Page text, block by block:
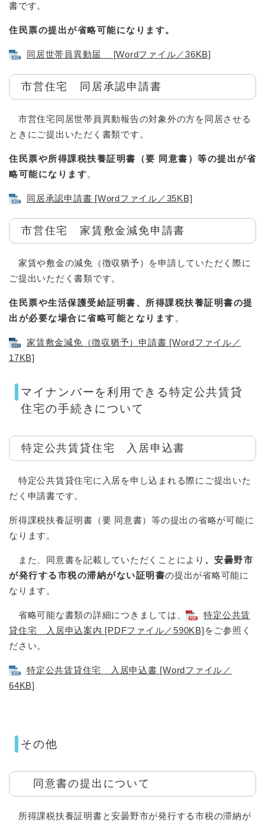
書です。
住民票の提出が省略可能になります。
同居世帯員異動届 [Wordファイル／36KB]
市営住宅 同居承認申請書
市営住宅同居世帯員異動報告の対象外の方を同居させる
ときにご提出いただく書類です。
住民票や所得課税扶養証明書（要 同意書）等の提出が省
略可能になります。
同居承認申請書 [Wordファイル／35KB]
市営住宅 家賃敷金減免申請書
家賃や敷金の減免（徴収猶予）を申請していただく際に
ご提出いただく書類です。
住民票や生活保護受給証明書、所得課税扶養証明書の提
出が必要な場合に省略可能となります 。
家賃敷金減免（徴収猶予）申請書 [Wordファイル／
17KB]
マイナンバーを利用できる特定公共賃貸
住宅の手続きについて
特定公共賃貸住宅 入居申込書
特定公共賃貸住宅に入居を申し込まれる際にご提出いた
だく申請書です。
所得課税扶養証明書（要 同意書）等の提出の省略が可能に
なります。
また、同意書を記載していただくことにより 、安曇野市
が発行する市税の滞納がない証明書の提出が省略可能に
なります。
省略可能な書類の詳細につきましては、
特定公共賃
貸住宅 入居申込案内 [PDFファイル／590KB] をご参照く
ださい。
特定公共賃貸住宅 入居申込書 [Wordファイル／
64KB]
その他
同意書の提出について
所得課税扶養証明書と安曇野市が発行する市税の滞納が